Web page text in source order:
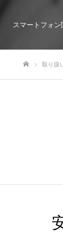
スマートフォ
取り扱